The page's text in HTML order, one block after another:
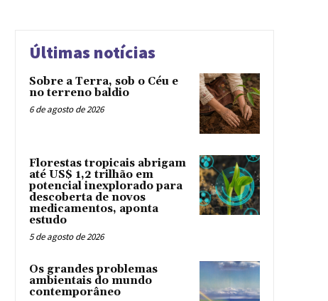
Últimas notícias
Sobre a Terra, sob o Céu e
no terreno baldio
6 de agosto de 2026
Florestas tropicais abrigam
até US$ 1,2 trilhão em
potencial inexplorado para
descoberta de novos
medicamentos, aponta
estudo
5 de agosto de 2026
Os grandes problemas
ambientais do mundo
contemporâneo